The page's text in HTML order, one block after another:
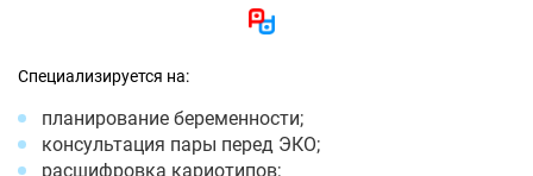
Специализируется на:
планирование беременности;
консультация пары перед ЭКО;
расшифровка кариотипов;